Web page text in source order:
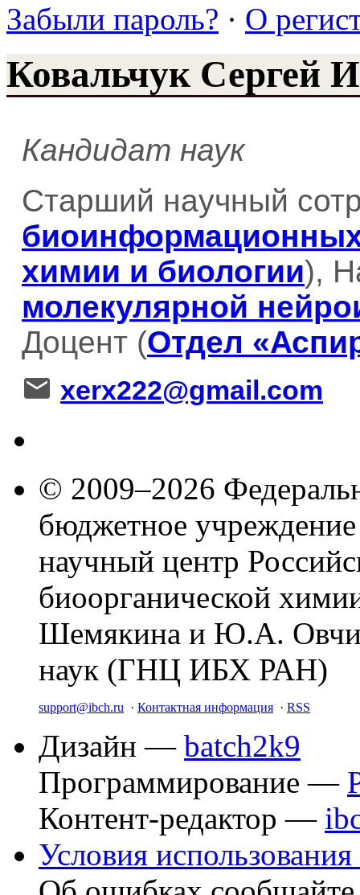
Забыли пароль? · О
Ковальчук Сергей
Кандидат наук
Старший научный
химии и биологии),
молекулярной
Доцент (Отдел
xerx222@gmail.com
© 2009–2026
бюджетное
научный центр
биоорганической
Шемякина и Ю.А.
наук (ГНЦ ИБХ РАН)
support@ibch.ru · Контактная информация · RSS
Дизайн — batch2k9
Программирование —
Контент-редактор —
Условия использования